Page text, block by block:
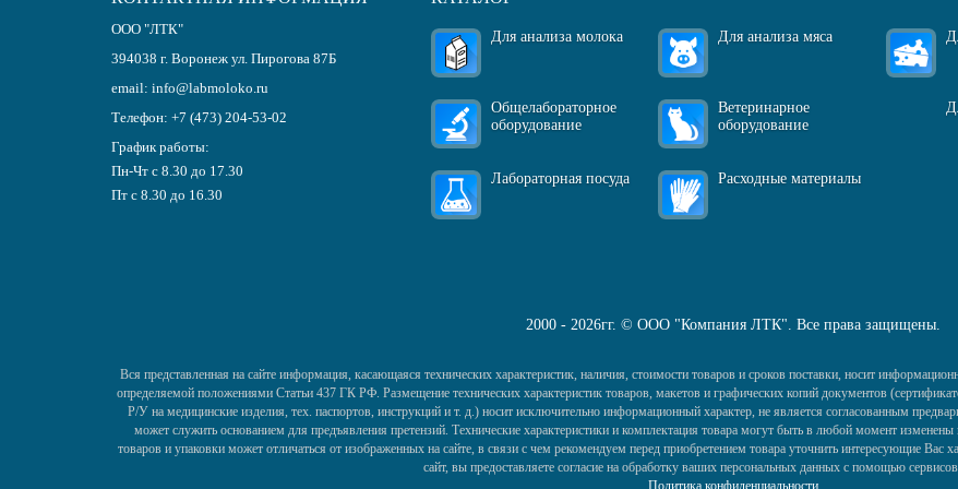
ООО "ЛТК"
394038 г. Воронеж ул. Пирогова 87Б
email: info@labmoloko.ru
Телефон: +7 (473) 204-53-02
График работы:
Пн-Чт с 8.30 до 17.30
Пт с 8.30 до 16.30
Для анализа молока Для анализа мяса
Общелабораторное
оборудование
Ветеринарное
оборудование
Лабораторная посуда Расходные материалы
2000 - 2026гг. © ООО "Компания ЛТК". Все права защищены.
Вся представленная на сайте информация, касающаяся технических характеристик, наличия, стоимости товаров и сроков поставки, носит
определяемой положениями Статьи 437 ГК РФ. Размещение технических характеристик товаров, макетов и графических копий документов
Р/У на медицинские изделия, тех. паспортов, инструкций и т. д.) носит исключительно информационный характер, не является согласованным
может служить основанием для предъявления претензий. Технические характеристики и комплектация товара могут быть в любой момент
товаров и упаковки может отличаться от изображенных на сайте, в связи с чем рекомендуем перед приобретением товара уточнить интересующие Вас
сайт, вы предоставляете согласие на обработку ваших персональных данных с помощью
Политика конфиденциальности